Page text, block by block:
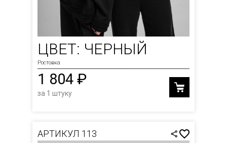
ЦВЕТ: ЧЕРНЫЙ
Ростовка
1 804 ₽
за 1 штуку
АРТИКУЛ 113